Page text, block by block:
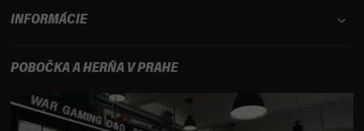
INFORMÁCIE
POBOČKA A HERŇA V PRAHE